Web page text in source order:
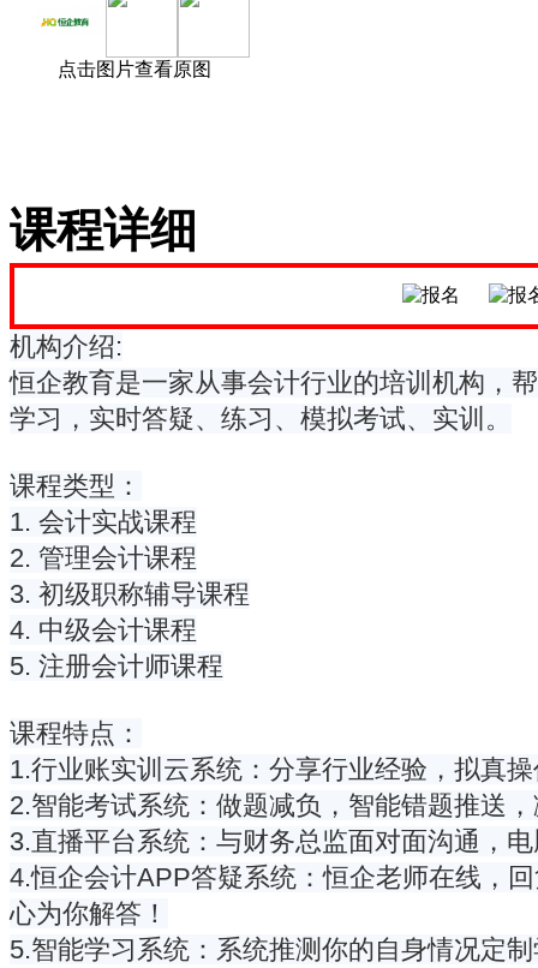
点击图片查看原图
课程详细
机构介绍:
恒企教育是一家从事会计行业的培训机构，
学习，实时答疑、练习、模拟考试、实训。
课程类型：
1. 会计实战课程
2. 管理会计课程
3. 初级职称辅导课程
4. 中级会计课程
5. 注册会计师课程
课程特点：
1.行业账实训云系统：分享行业经验，拟真
2.智能考试系统：做题减负，智能错题推送
3.直播平台系统：与财务总监面对面沟通，
4.恒企会计APP答疑系统：恒企老师在线，
心为你解答！
5.智能学习系统：系统推测你的自身情况定